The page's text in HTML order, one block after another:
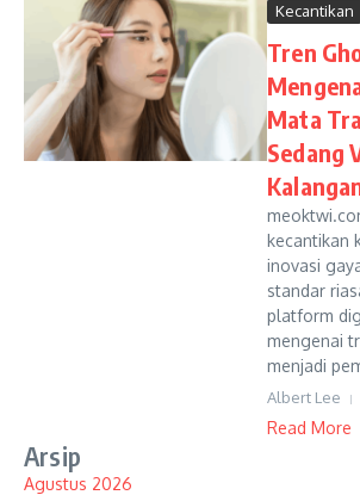
Kecantikan
Tren
Mata
Sedang
kecantikan
inovasi
standar
platform
mengenai
menjadi
Albert Lee
Read More
Arsip
Agustus 2026